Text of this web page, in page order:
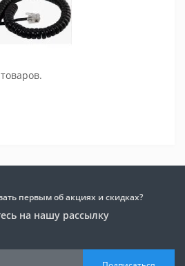
первым об акциях и скидках?
на нашу рассылку